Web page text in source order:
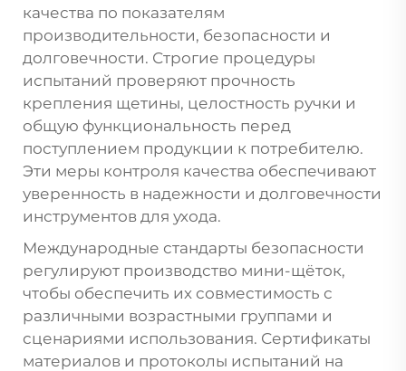
качества по показателям
производительности, безопасности и
долговечности. Строгие процедуры
испытаний проверяют прочность
крепления щетины, целостность ручки и
общую функциональность перед
поступлением продукции к потребителю.
Эти меры контроля качества обеспечивают
уверенность в надежности и долговечности
инструментов для ухода.
Международные стандарты безопасности
регулируют производство мини-щёток,
чтобы обеспечить их совместимость с
различными возрастными группами и
сценариями использования. Сертификаты
материалов и протоколы испытаний на